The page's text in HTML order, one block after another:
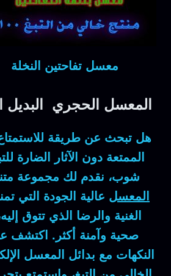
معسل تفاحتين النخلة
المعسل الحجري البديل
هل تبحث عن طريقة
الممتعة دون الآثار الضارة
شوب، نقدم لك مجموعة
المعسل عالية الجودة التي
الغنية والرضا الذي تتوق
صحية وآمنة أكثر. اكتشف
النكهات مع بدائل المعسل